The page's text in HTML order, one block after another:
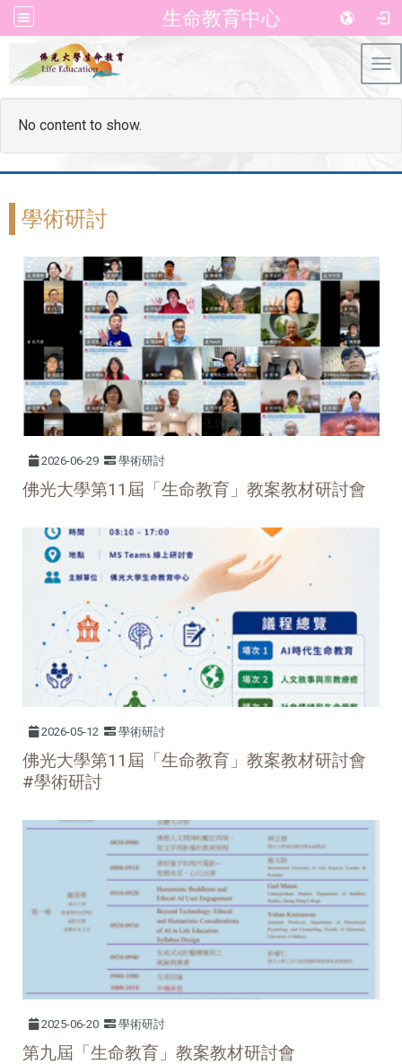
生命教育中心
No content to show.
學術研討
2026-06-29 學術研討
佛光大學第11屆「生命教育」教案教材研討會
2026-05-12 學術研討
佛光⼤學第11屆「⽣命教育」教案教材研討會
#學術研討
2025-06-20 學術研討
第九屆「生命教育」教案教材研討會